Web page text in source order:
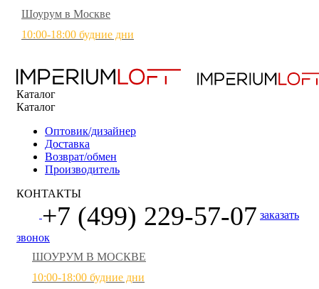
Шоурум в Москве
10:00-18:00 будние дни
Каталог
Каталог
Оптовик/дизайнер
Доставка
Возврат/обмен
Производитель
КОНТАКТЫ
+7 (499) 229-57-07 заказать
звонок
ШОУРУМ В МОСКВЕ
10:00-18:00 будние дни